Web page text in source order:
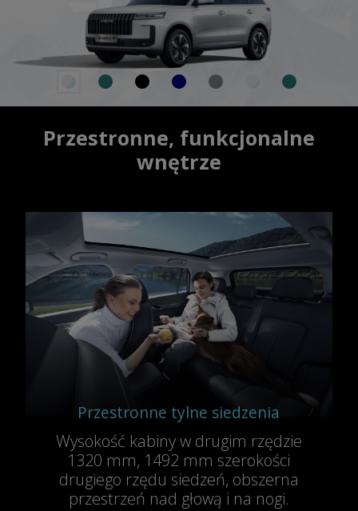
Przestronne, funkcjonalne
wnętrze
Przestronne tylne siedzenia
Wysokość kabiny w drugim rzędzie
1320 mm, 1492 mm szerokości
drugiego rzędu siedzeń, obszerna
przestrzeń nad głową i na nogi.